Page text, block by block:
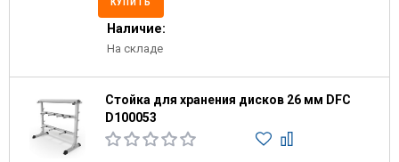
КУПИТЬ
Наличие:
На складе
Стойка для хранения дисков 26 мм DFC
D100053